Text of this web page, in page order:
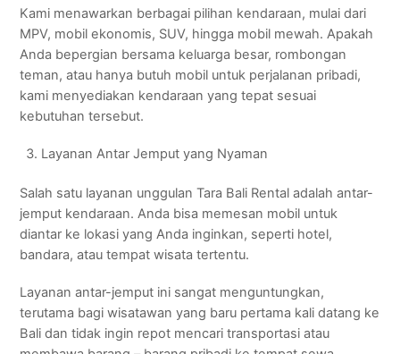
Kami menawarkan berbagai pilihan kendaraan, mulai dari
MPV, mobil ekonomis, SUV, hingga mobil mewah. Apakah
Anda bepergian bersama keluarga besar, rombongan
teman, atau hanya butuh mobil untuk perjalanan pribadi,
kami menyediakan kendaraan yang tepat sesuai
kebutuhan tersebut.
Layanan Antar Jemput yang Nyaman
Salah satu layanan unggulan Tara Bali Rental adalah antar-
jemput kendaraan. Anda bisa memesan mobil untuk
diantar ke lokasi yang Anda inginkan, seperti hotel,
bandara, atau tempat wisata tertentu.
Layanan antar-jemput ini sangat menguntungkan,
terutama bagi wisatawan yang baru pertama kali datang ke
Bali dan tidak ingin repot mencari transportasi atau